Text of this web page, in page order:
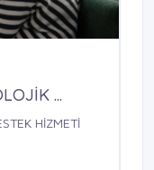
...
HİZMETİ